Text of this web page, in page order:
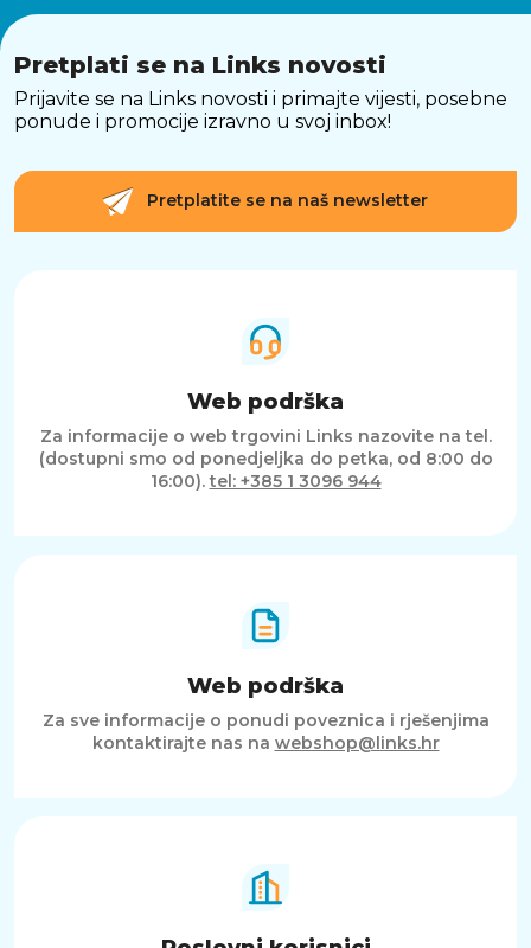
Pretplati se na Links novosti
Prijavite se na Links novosti i primajte vijesti, posebne
ponude i promocije izravno u svoj inbox!
Pretplatite se na naš newsletter
Web podrška
Za informacije o web trgovini Links nazovite na tel.
(dostupni smo od ponedjeljka do petka, od 8:00 do
16:00).tel: +385 1 3096 944
Web podrška
Za sve informacije o ponudi poveznica i rješenjima
kontaktirajte nas na webshop@links.hr